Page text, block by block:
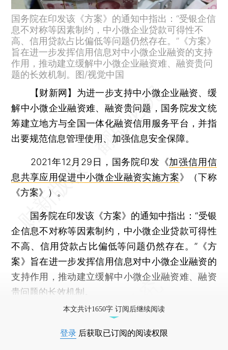
国务院在印发该《方案》的通知中指出：“受银企信
息不对称等因素制约，中小微企业贷款可得性不
高、信用贷款占比偏低等问题仍然存在。”《方案》
旨在进一步发挥信用信息对中小微企业融资的支持
作用，推动建立缓解中小微企业融资难、融资贵问
题的长效机制。图/视觉中国
【财新网】 为进一步支持中小微企业融资、缓
解中小微企业融资难、融资贵问题，国务院发文统
筹建立地方与全国一体化融资信用服务平台，并指
出要规范信息管理使用、加强信息安全保障。
2021年12月29日，国务院印发《加强信用信
息共享应用促进中小微企业融资实施方案》（下称
《方案》）。
国务院在印发该《方案》的通知中指出：“受银
企信息不对称等因素制约，中小微企业贷款可得性
不高、信用贷款占比偏低等问题仍然存在。”《方
案》旨在进一步发挥信用信息对中小微企业融资的
支持作用，推动建立缓解中小微企业融资难、融资
贵问题的长效机制。
本文共计1650字 订阅后继续阅读
登录 后获取已订阅的阅读权限